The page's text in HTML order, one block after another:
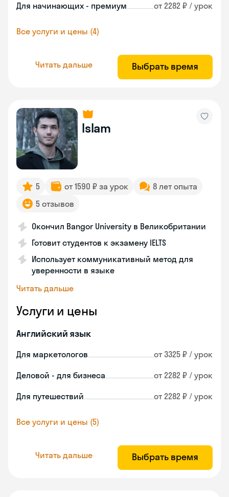
Для начинающих - премиум от 2282 ₽ / урок
Все услуги и цены (4)
Читать дальше Выбрать время
Islam
5 от 1590 ₽ за урок
8 лет опыта
5 отзывов
Окончил Bangor University в Великобритании
Готовит студентов к экзамену IELTS
Использует коммуникативный метод для
уверенности в языке
Читать дальше
Услуги и цены
Английский язык
Для маркетологов от 3325 ₽ / урок
Деловой - для бизнеса от 2282 ₽ / урок
Для путешествий от 2282 ₽ / урок
Все услуги и цены (5)
Читать дальше Выбрать время